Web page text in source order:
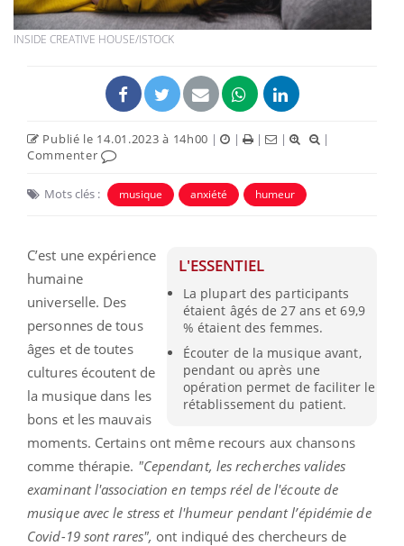
INSIDE CREATIVE HOUSE/ISTOCK
Publié le 14.01.2023 à 14h00 | | | |
|
Commenter
Mots clés : musique anxiété humeur
L'ESSENTIEL
La plupart des participants
étaient âgés de 27 ans et 69,9
% étaient des femmes.
Écouter de la musique avant,
pendant ou après une
opération permet de faciliter le
rétablissement du patient.
C’est une expérience
humaine
universelle. Des
personnes de tous
âges et de toutes
cultures écoutent de
la musique dans les
bons et les mauvais
moments. Certains ont même recours aux chansons
comme thérapie. "Cependant, les recherches valides
examinant l'association en temps réel de l'écoute de
musique avec le stress et l'humeur pendant l’épidémie de
Covid-19 sont rares", ont indiqué des chercheurs de